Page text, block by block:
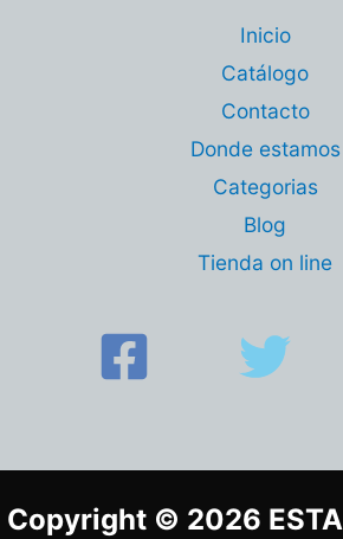
Inicio
Catálogo
Contacto
Donde estamos
Categorias
Blog
Tienda on line
Copyright © 2026